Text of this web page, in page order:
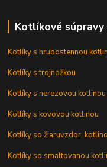
Kotlíkové súpravy
Kotlíky s hrubostennou
Kotlíky s trojnožkou
Kotlíky s nerezovou kotlinou
Kotlíky s kovovou kotlinou
Kotlíky so žiaruvzdor.
Kotlíky so smaltovanou